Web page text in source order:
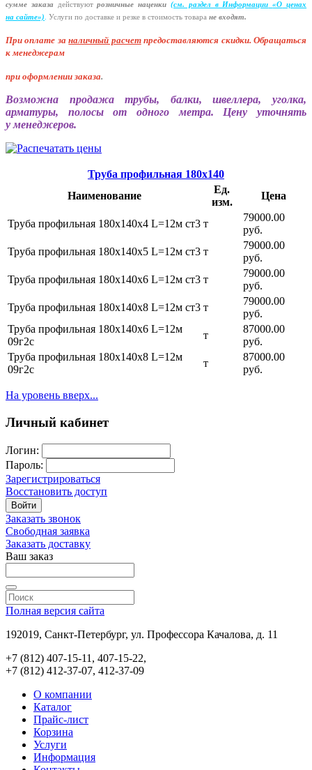
сумме заказа
действуютрозничные наценки (см. раздел в Информации «О ценах
на сайте»). Услуги по доставке и резке в стоимость товара не входят.
При оплате заналичный расчет предоставляются скидки. Обращаться
к менеджерам
при оформлении заказа.
Возможна продажа трубы, балки, швеллера, уголка,
арматуры, полосы от одного метра. Цену уточнять
у менеджеров.
Наименование
Ед.
изм.
Цена
Труба профильная 180х140
Труба профильная 180х140х4 L=12м ст3 т
79000.00
руб.
Труба профильная 180х140х5 L=12м ст3 т
79000.00
руб.
Труба профильная 180х140х6 L=12м ст3 т
79000.00
руб.
Труба профильная 180х140х8 L=12м ст3 т
79000.00
руб.
Труба профильная 180х140х6 L=12м
09г2с
т
87000.00
руб.
Труба профильная 180х140х8 L=12м
09г2с
т
87000.00
руб.
На уровень вверх...
Личный кабинет
Логин:
Пароль:
Зарегистрироваться
Восстановить доступ
Войти
Заказать звонок
Свободная заявка
Заказать доставку
Ваш заказ
Полная версия сайта
192019, Санкт-Петербург, ул. Профессора Качалова, д. 11
+7 (812) 407-15-11, 407-15-22,
+7 (812) 412-37-07, 412-37-09
О компании
Каталог
Прайс-лист
Корзина
Услуги
Информация